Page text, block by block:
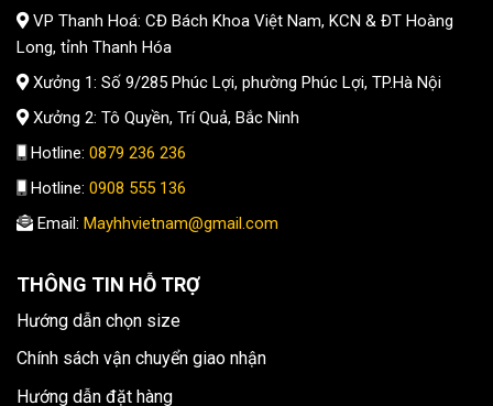
VP Thanh Hoá: CĐ Bách Khoa Việt Nam, KCN & ĐT Hoàng
Long, tỉnh Thanh Hóa
Xưởng 1: Số 9/285 Phúc Lợi, phường Phúc Lợi, TP.Hà Nội
Xưởng 2: Tô Quyền, Trí Quả, Bắc Ninh
Hotline: 0879 236 236
Hotline: 0908 555 136
Email: Mayhhvietnam@gmail.com
THÔNG TIN HỖ TRỢ
Hướng dẫn chọn size
Chính sách vận chuyển giao nhận
Hướng dẫn đặt hàng